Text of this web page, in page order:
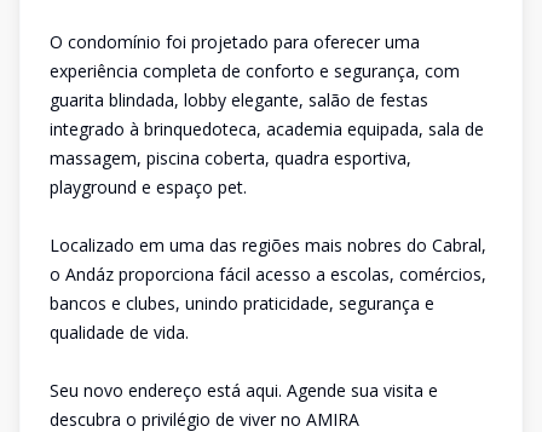
O condomínio foi projetado para oferecer uma
experiência completa de conforto e segurança, com
guarita blindada, lobby elegante, salão de festas
integrado à brinquedoteca, academia equipada, sala de
massagem, piscina coberta, quadra esportiva,
playground e espaço pet.
Localizado em uma das regiões mais nobres do Cabral,
o Andáz proporciona fácil acesso a escolas, comércios,
bancos e clubes, unindo praticidade, segurança e
qualidade de vida.
Seu novo endereço está aqui. Agende sua visita e
descubra o privilégio de viver no AMIRA